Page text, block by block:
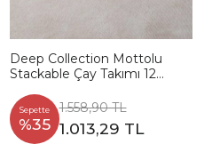
Deep Collection Mottolu
Stackable Çay Takımı 12
Sepette
%35
1.558,90 TL
1.013,29 TL